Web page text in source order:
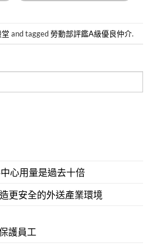
and tagged勞動部評鑑A級優良仲介.
心用量是過去十倍
更安全的外送產業環境
護員工